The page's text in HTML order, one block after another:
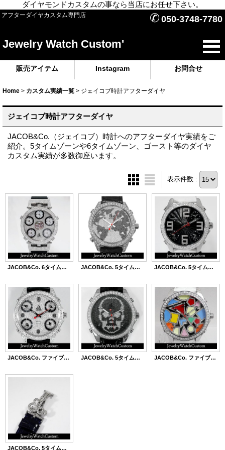
ダイヤモンドカスタムの事なら当店にお任せ下さい。
アフターダイヤカスタム専門店 ✆ 050-3748-7780
Jewelry Watch Custom'
販売アイテム Instagram お問合せ
Home > カスタム実績一覧 > ジェイコブ時計アフターダイヤ
ジェイコブ時計アフターダイヤ
JACOB&Co.（ジェイコブ）時計へのアフターダイヤ実績をご
紹介。5タイムゾーンや6タイムゾーン、ゴースト等のダイヤ
カスタム実績が多数御座います。
表示件数 :
JACOB&Co. 6タイムゾーン ポケットウォッチ アフターフルダイヤモンド JACOB&Co. 5タイムゾーン ワールドマップ アフターダイヤ パヴェ JACOB&Co. 5タイムゾーン アラビア数字盤 2重 アフターダイヤベゼル
JACOB&Co. ファイブタイムゾーン JC-30 アフターダイヤ パヴェ JACOB&Co. 5タイムゾーン ペラフィネスカル アフターダイヤ パヴェ JACOB&Co. ファイブタイムゾーン マルチカラー アフターダイヤ
JACOB&Co. 5タイムゾーン ベルトバックル アフターダイヤ